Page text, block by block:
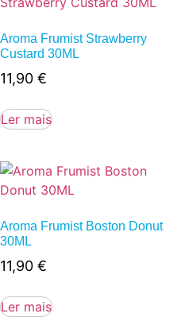
Aroma Frumist Strawberry
Custard 30ML
11,90 €
Ler mais
Aroma Frumist Boston Donut
30ML
11,90 €
Ler mais